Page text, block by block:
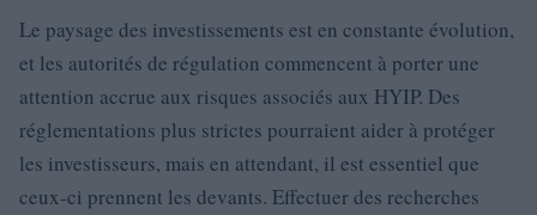
Le paysage des investissements est en constante évolution,
et les autorités de régulation commencent à porter une
attention accrue aux risques associés aux HYIP. Des
réglementations plus strictes pourraient aider à protéger
les investisseurs, mais en attendant, il est essentiel que
ceux-ci prennent les devants. Effectuer des recherches